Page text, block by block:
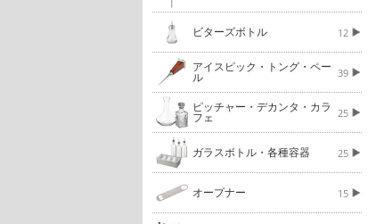
ビターズボトル 12
アイスピック・トング・ペー
ル 39
ピッチャー・デカンタ・カラ
フェ 25
ガラスボトル・各種容器 25
オープナー 15